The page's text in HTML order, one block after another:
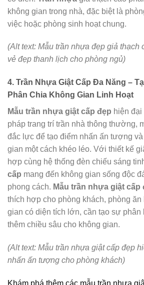
không gian trong nhà, đặc biệt là
việc hoặc phòng sinh hoạt chung.
(Alt text: Mẫu trần nhựa đẹp giả thạch
vẻ đẹp thanh lịch cho phòng ngủ)
4. Trần Nhựa Giật Cấp Đa Năng –
Phân Chia Không Gian Linh Hoạt
Mẫu trần nhựa giật cấp đẹp hiện
pháp trang trí trần nhà thông thường,
đắc lực để tạo điểm nhấn ấn tượng
gian một cách khéo léo. Với thiết kế
hợp cùng hệ thống đèn chiếu sáng
cấp mang đến không gian sống độc
phong cách. Mẫu trần nhựa giật cấp
thích hợp cho phòng khách, phòng
gian có diện tích lớn, cần tạo sự phân
thêm chiều sâu cho không gian.
(Alt text: Mẫu trần nhựa giật cấp đẹp
nhấn ấn tượng cho phòng khách)
Khám phá thêm các mẫu trần nhựa